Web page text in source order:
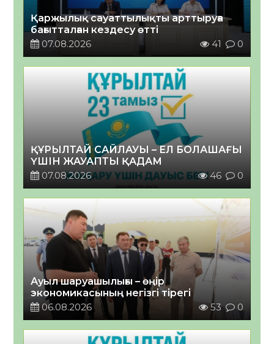
Қаржылық сауаттылықты арттыруға
бағытталған кездесу өтті
07.08.2026
41 0
ҚҰРЫЛТАЙ САЙЛАУЫ – ЕЛ БОЛАШАҒЫ
ҮШІН ЖАУАПТЫ ҚАДАМ
07.08.2026
46 0
Ауыл шаруашылығы – өңір
экономикасының негізгі тірегі
06.08.2026
53 0